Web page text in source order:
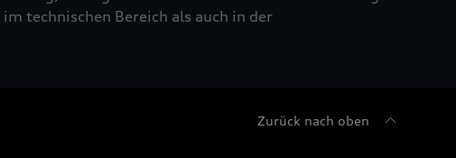
technischen Bereich als auch in der
Zurück nach oben